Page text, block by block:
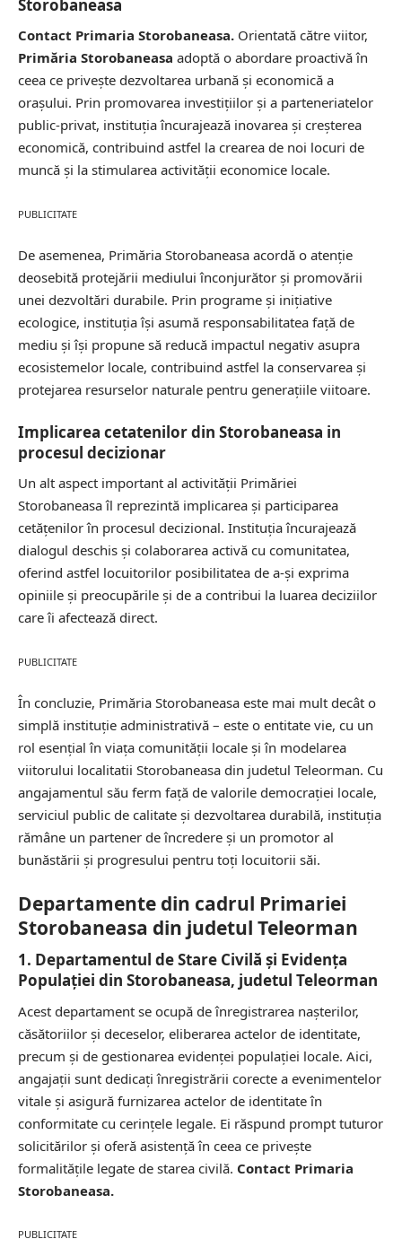
Storobaneasa
Contact Primaria Storobaneasa. Orientată către viitor,
Primăria Storobaneasa adoptă o abordare proactivă în
ceea ce privește dezvoltarea urbană și economică a
orașului. Prin promovarea investițiilor și a parteneriatelor
public-privat, instituția încurajează inovarea și creșterea
economică, contribuind astfel la crearea de noi locuri de
muncă și la stimularea activității economice locale.
PUBLICITATE
De asemenea, Primăria Storobaneasa acordă o atenție
deosebită protejării mediului înconjurător și promovării
unei dezvoltări durabile. Prin programe și inițiative
ecologice, instituția își asumă responsabilitatea față de
mediu și își propune să reducă impactul negativ asupra
ecosistemelor locale, contribuind astfel la conservarea și
protejarea resurselor naturale pentru generațiile viitoare.
Implicarea cetatenilor din Storobaneasa in
procesul decizionar
Un alt aspect important al activității Primăriei
Storobaneasa îl reprezintă implicarea și participarea
cetățenilor în procesul decizional. Instituția încurajează
dialogul deschis și colaborarea activă cu comunitatea,
oferind astfel locuitorilor posibilitatea de a-și exprima
opiniile și preocupările și de a contribui la luarea deciziilor
care îi afectează direct.
PUBLICITATE
În concluzie, Primăria Storobaneasa este mai mult decât o
simplă instituție administrativă – este o entitate vie, cu un
rol esențial în viața comunității locale și în modelarea
viitorului localitatii Storobaneasa din judetul Teleorman. Cu
angajamentul său ferm față de valorile democrației locale,
serviciul public de calitate și dezvoltarea durabilă, instituția
rămâne un partener de încredere și un promotor al
bunăstării și progresului pentru toți locuitorii săi.
Departamente din cadrul Primariei
Storobaneasa din judetul Teleorman
1. Departamentul de Stare Civilă și Evidența
Populației din Storobaneasa, judetul Teleorman
Acest departament se ocupă de înregistrarea nașterilor,
căsătoriilor și deceselor, eliberarea actelor de identitate,
precum și de gestionarea evidenței populației locale. Aici,
angajații sunt dedicați înregistrării corecte a evenimentelor
vitale și asigură furnizarea actelor de identitate în
conformitate cu cerințele legale. Ei răspund prompt tuturor
solicitărilor și oferă asistență în ceea ce privește
formalitățile legate de starea civilă. Contact Primaria
Storobaneasa.
PUBLICITATE